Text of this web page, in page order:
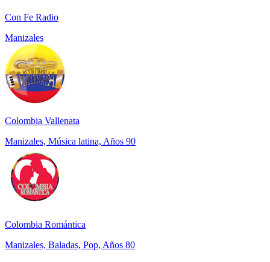
Con Fe Radio
Manizales
Colombia Vallenata
Manizales, Música latina, Años 90
Colombia Romántica
Manizales, Baladas, Pop, Años 80